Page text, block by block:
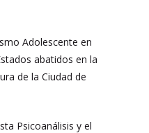
Adolescente en
abatidos en la
de la Ciudad de
Psicoanálisis y el